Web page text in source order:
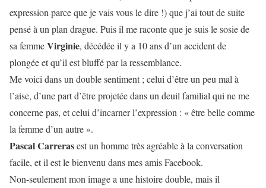
expression parce que je vais vous le dire !) que j’ai tout de suite
pensé à un plan drague. Puis il me raconte que je suis le sosie de
sa femmeVirginie, décédée il y a 10 ans d’un accident de
plongée et qu’il est bluffé par la ressemblance.
Me voici dans un double sentiment ; celui d’être un peu mal à
l’aise, d’une part d’être projetée dans un deuil familial qui ne me
concerne pas, et celui d’incarner l’expression : « être belle comme
la femme d’un autre ».
Pascal Carrerasest un homme très agréable à la conversation
facile, et il est le bienvenu dans mes amis Facebook.
Non-seulement mon image a une histoire double, mais il